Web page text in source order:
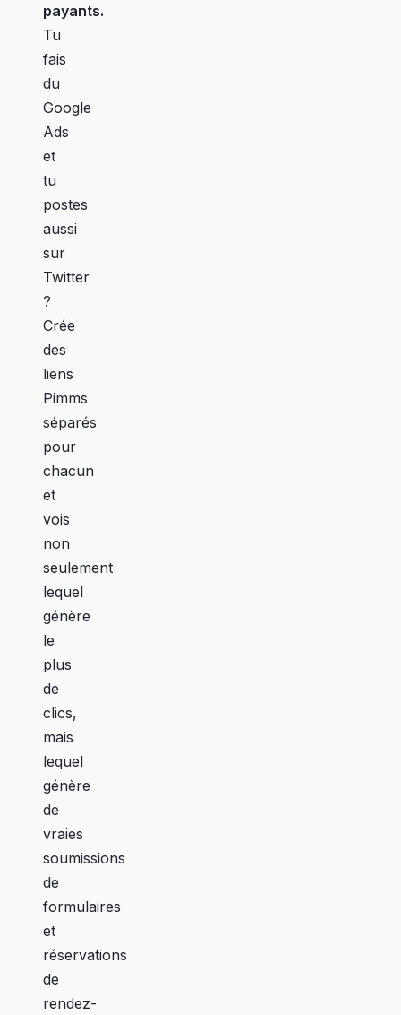
payants.
Tu
fais
du
Google
Ads
et
tu
postes
aussi
sur
Twitter
?
Crée
des
liens
Pimms
séparés
pour
chacun
et
vois
non
seulement
lequel
génère
le
plus
de
clics,
mais
lequel
génère
de
vraies
soumissions
de
formulaires
et
réservations
de
rendez-